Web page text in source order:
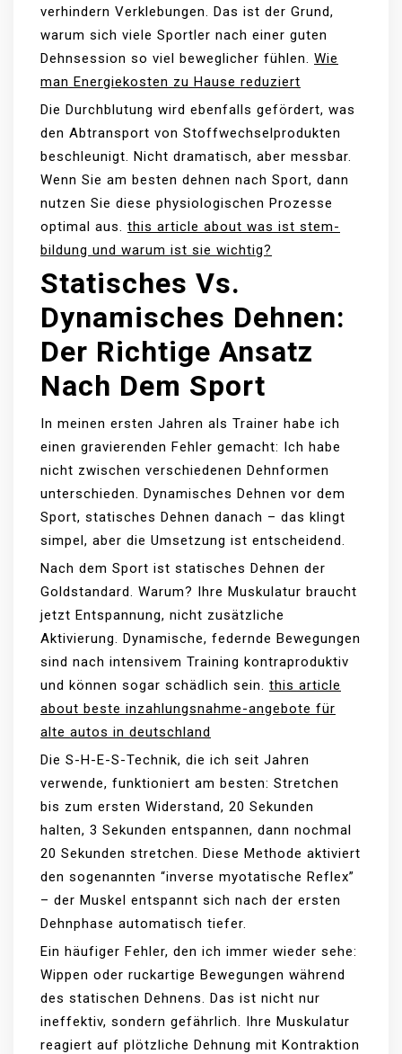
verhindern Verklebungen. Das ist der Grund,
warum sich viele Sportler nach einer guten
Dehnsession so viel beweglicher fühlen. Wie
man Energiekosten zu Hause reduziert
Die Durchblutung wird ebenfalls gefördert, was
den Abtransport von Stoffwechselprodukten
beschleunigt. Nicht dramatisch, aber messbar.
Wenn Sie am besten dehnen nach Sport, dann
nutzen Sie diese physiologischen Prozesse
optimal aus. this article about was ist stem-
bildung und warum ist sie wichtig?
Statisches Vs.
Dynamisches Dehnen:
Der Richtige Ansatz
Nach Dem Sport
In meinen ersten Jahren als Trainer habe ich
einen gravierenden Fehler gemacht: Ich habe
nicht zwischen verschiedenen Dehnformen
unterschieden. Dynamisches Dehnen vor dem
Sport, statisches Dehnen danach – das klingt
simpel, aber die Umsetzung ist entscheidend.
Nach dem Sport ist statisches Dehnen der
Goldstandard. Warum? Ihre Muskulatur braucht
jetzt Entspannung, nicht zusätzliche
Aktivierung. Dynamische, federnde Bewegungen
sind nach intensivem Training kontraproduktiv
und können sogar schädlich sein. this article
about beste inzahlungsnahme-angebote für
alte autos in deutschland
Die S-H-E-S-Technik, die ich seit Jahren
verwende, funktioniert am besten: Stretchen
bis zum ersten Widerstand, 20 Sekunden
halten, 3 Sekunden entspannen, dann nochmal
20 Sekunden stretchen. Diese Methode aktiviert
den sogenannten “inverse myotatische Reflex”
– der Muskel entspannt sich nach der ersten
Dehnphase automatisch tiefer.
Ein häufiger Fehler, den ich immer wieder sehe:
Wippen oder ruckartige Bewegungen während
des statischen Dehnens. Das ist nicht nur
ineffektiv, sondern gefährlich. Ihre Muskulatur
reagiert auf plötzliche Dehnung mit Kontraktion